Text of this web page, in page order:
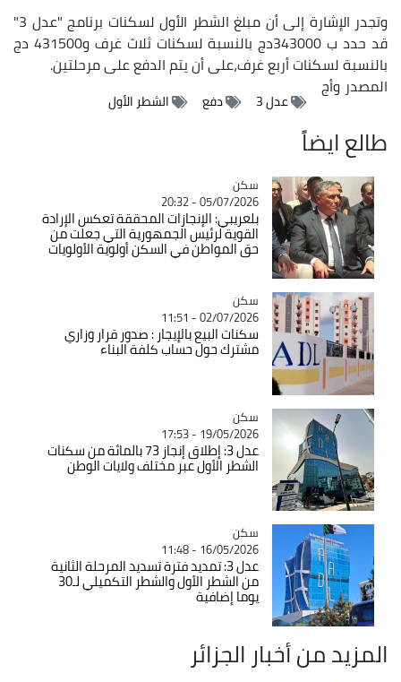
قد حدد ب 343000دج بالنسبة لسكنات ثلاث غرف و431500 دج
بالنسبة لسكنات أربع غرف،على أن يتم الدفع على مرحلتين.
المصدروأج
عدل 3 دفع الشطر الأول
طالع ايضاً
Catégorie
سكن
05/07/2026 - 20:32
بلعريبي: الإنجازات المحققة تعكس الإرادة
القوية لرئيس الجمهورية التي جعلت من
حق المواطن في السكن أولوية الأولويات
Catégorie
سكن
02/07/2026 - 11:51
سكنات البيع بالإيجار : صدور قرار وزاري
مشترك حول حساب كلفة البناء
Catégorie
سكن
19/05/2026 - 17:53
عدل 3: إطلاق إنجاز 73 بالمائة من سكنات
الشطر الأول عبر مختلف ولايات الوطن
Catégorie
سكن
16/05/2026 - 11:48
عدل 3: تمديد فترة تسديد المرحلة الثانية
من الشطر الأول والشطر التكميلي لـ30
يوما إضافية
المزيد من أخبار الجزائر